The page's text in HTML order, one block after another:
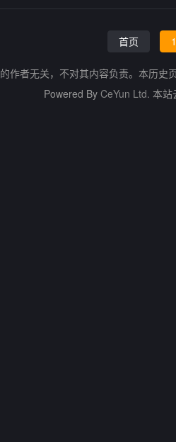
首页 1
作者无关，不对其内容负责。本历史
Powered By CeYun Ltd. 本站